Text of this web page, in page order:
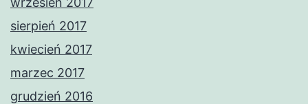
sierpień 2017
kwiecień 2017
marzec 2017
grudzień 2016